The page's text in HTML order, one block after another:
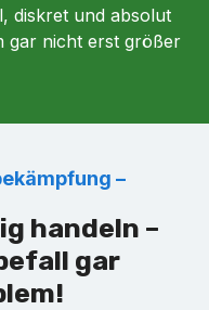
diskret und absolut
gar nicht erst größer
–
handeln –
gar